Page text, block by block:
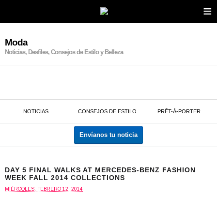
≡
Moda
Noticias, Desfiles, Consejos de Estilo y Belleza
NOTICIAS CONSEJOS DE ESTILO PRÊT-À-PORTER
Envíanos tu noticia
DAY 5 FINAL WALKS AT MERCEDES-BENZ FASHION
WEEK FALL 2014 COLLECTIONS
MIÉRCOLES, FEBRERO 12, 2014